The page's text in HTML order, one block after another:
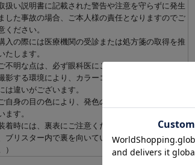
扱い説明書に記載された警告や注意を守らずに発生
した事故の場合、ご本人様の責任となりますのでご
ください。
入の際には医療機関の受診または処方箋の取得を推
たします。
不明な点は、必ず眼科医にご相談ください。
影する環境により、カラーコンタクトの発色の度合
は違いがございます。
自身の目の色により、発色の度合いには個人差がご
ます。
着時には、裏表にご注意ください。（商品の特性
、ブリスター内で裏を向いているものがございま
）